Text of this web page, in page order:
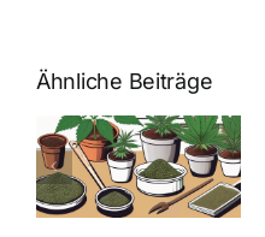
Ähnliche Beiträge
Neue THC-
Grenzwert-
Regelung:
Was Sie über
Cannabis und